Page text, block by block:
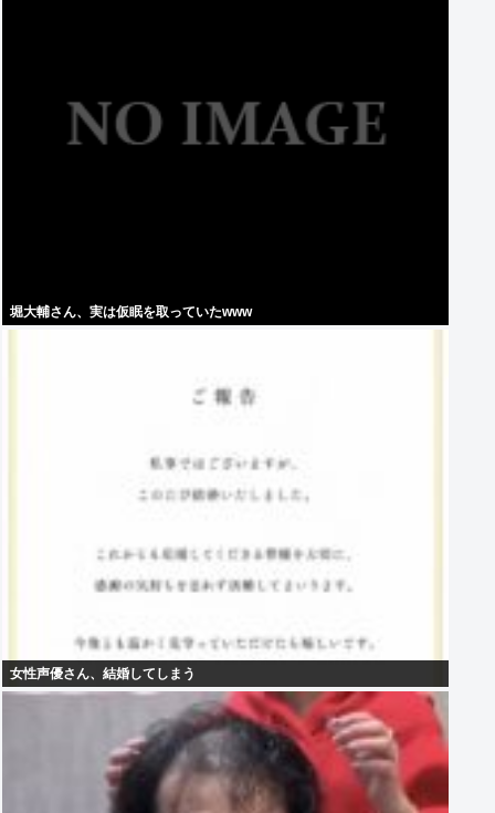
堀大輔さん、実は仮眠を取っていたwww
女性声優さん、結婚してしまう